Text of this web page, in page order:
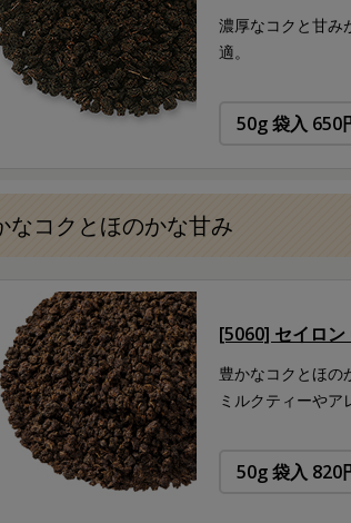
濃厚なコクと甘み
適。
なコクとほのかな甘み
[5060] セイロン
豊かなコクとほの
ミルクティーやア